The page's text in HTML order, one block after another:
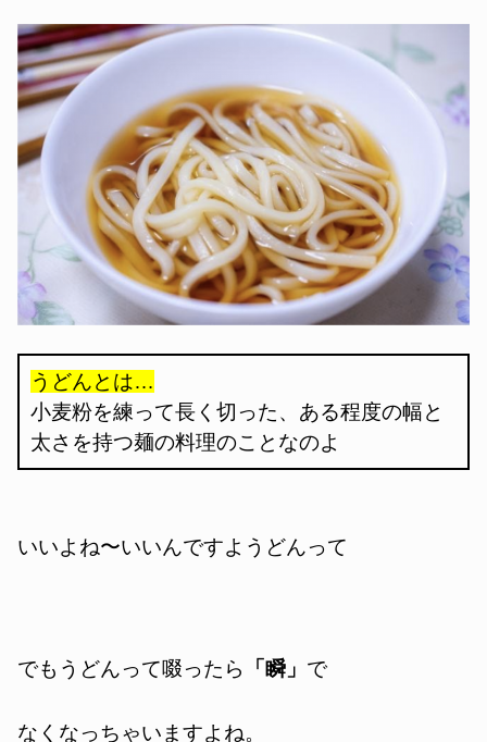
うどんとは…
小麦粉を練って長く切った、ある程度の幅と
太さを持つ麺の料理のことなのよ
いいよね〜いいんですようどんって
でもうどんって啜ったら 「瞬」 で
なくなっちゃいますよね。